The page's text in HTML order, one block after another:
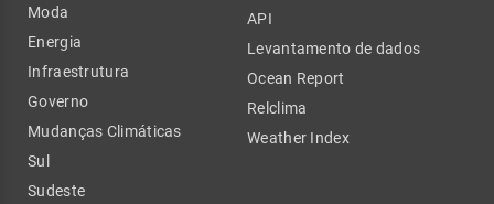
Moda
Energia
Infraestrutura
Governo
Mudanças Climáticas
Sul
Sudeste
API
Levantamento de dados
Ocean Report
Relclima
Weather Index